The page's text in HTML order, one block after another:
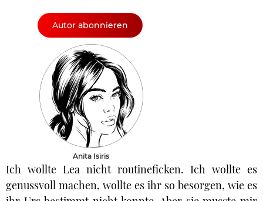
Autor abonnieren
Anita Isiris
Ich wollte Lea nicht routineficken. Ich wollte es
genussvoll machen, wollte es ihr so besorgen, wie es